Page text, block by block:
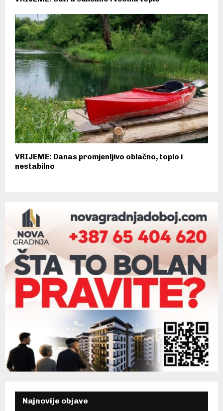
VRIJEME: Danas promjenljivo oblačno, toplo i
nestabilno
Najnovije objave